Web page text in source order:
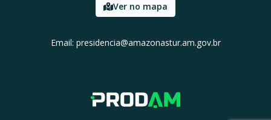
Ver no mapa
Email: presidencia@amazonastur.am.gov.br